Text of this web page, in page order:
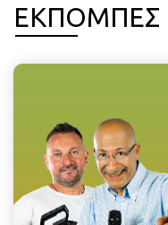
ΕΚΠΟΜΠΕΣ